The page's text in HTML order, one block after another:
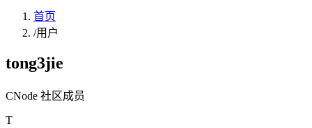
首页
/用户
tong3jie
CNode 社区成员
T